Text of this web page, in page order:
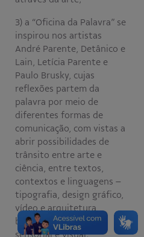
3) a “Oficina da Palavra” se
inspirou nos artistas
André Parente, Detânico e
Lain, Letícia Parente e
Paulo Brusky, cujas
reflexões partem da
palavra por meio de
diferentes formas de
comunicação, com vistas a
abrir possibilidades de
trânsito entre arte e
ciência, entre textos,
contextos e linguagens –
tipografia, design gráfico,
vídeo e arquitetura,
buscando um diálogo
sensorial e visual;